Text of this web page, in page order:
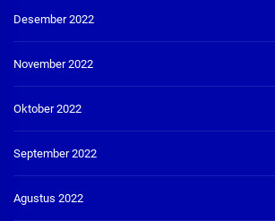
Desember 2022
November 2022
Oktober 2022
September 2022
Agustus 2022